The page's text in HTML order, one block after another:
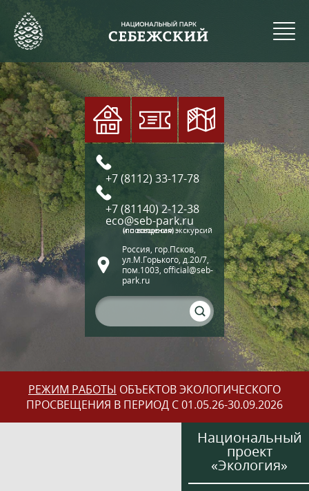
+7 (8112) 33-17-78
+7 (81140) 2-12-38
eco@seb-park.ru
(по вопросам экскурсий и посещения)
Россия, гор.Псков,
ул.М.Горького, д.20/7,
пом.1003, official@seb-
park.ru
РЕЖИМ РАБОТЫ ОБЪЕКТОВ ЭКОЛОГИЧЕСКОГО
ПРОСВЕЩЕНИЯ В ПЕРИОД С 01.05.26-30.09.2026
Национальный
проект
«Экология»